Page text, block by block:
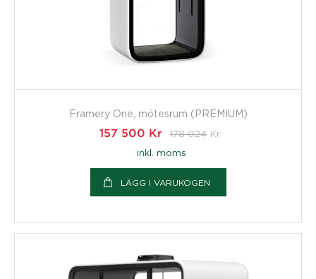
Framery One, mötesrum (PREMIUM)
157 500 Kr 178 024 Kr
inkl. moms
LÄGG I VARUKOGEN